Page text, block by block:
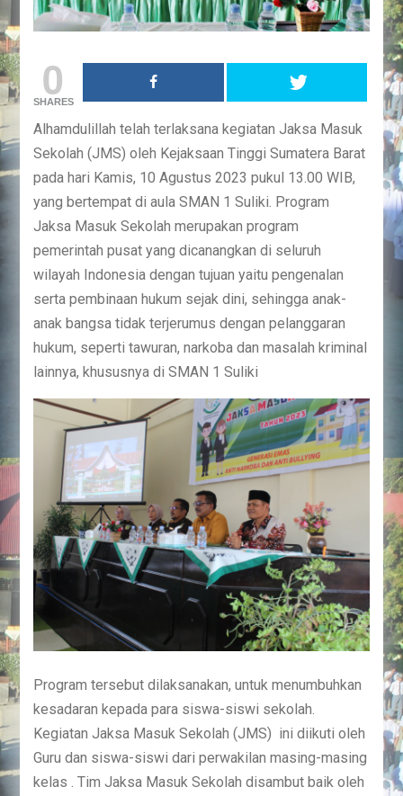
0
SHARES
Alhamdulillah telah terlaksana kegiatan Jaksa Masuk
Sekolah (JMS) oleh Kejaksaan Tinggi Sumatera Barat
pada hari Kamis, 10 Agustus 2023 pukul 13.00 WIB,
yang bertempat di aula SMAN 1 Suliki. Program
Jaksa Masuk Sekolah merupakan program
pemerintah pusat yang dicanangkan di seluruh
wilayah Indonesia dengan tujuan yaitu pengenalan
serta pembinaan hukum sejak dini, sehingga anak-
anak bangsa tidak terjerumus dengan pelanggaran
hukum, seperti tawuran, narkoba dan masalah kriminal
lainnya, khususnya di SMAN 1 Suliki
Program tersebut dilaksanakan, untuk menumbuhkan
kesadaran kepada para siswa-siswi sekolah.
Kegiatan Jaksa Masuk Sekolah (JMS) ini diikuti oleh
Guru dan siswa-siswi dari perwakilan masing-masing
kelas . Tim Jaksa Masuk Sekolah disambut baik oleh